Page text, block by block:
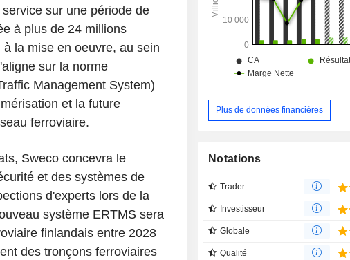
sur une période de
à plus de 24 millions
la mise en oeuvre, au sein
sur la norme
Management System)
et la future
ferroviaire.
Sweco concevra le
et des systèmes de
d'experts lors de la
système ERTMS sera
finlandais entre 2028
des tronçons ferroviaires
Plus de données financières
Notations
Trader
Investisseur
Globale
Qualité